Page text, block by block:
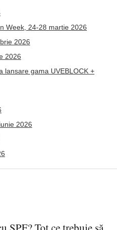
Week, 24-28 martie 2026
2026
2026
lansare gama UVEBLOCK +
2026